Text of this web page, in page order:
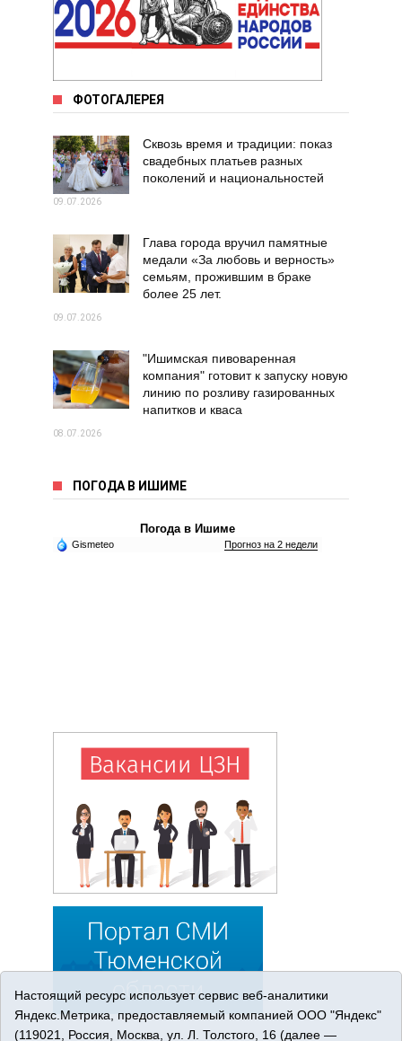
ФОТОГАЛЕРЕЯ
Сквозь время и традиции: показ
свадебных платьев разных
поколений и национальностей
09.07.2026
Глава города вручил памятные
медали «За любовь и верность»
семьям, прожившим в браке
более 25 лет.
09.07.2026
"Ишимская пивоваренная
компания" готовит к запуску новую
линию по розливу газированных
напитков и кваса
08.07.2026
ПОГОДА В ИШИМЕ
Погода в Ишиме
Gismeteo Прогноз на 2 недели
Настоящий ресурс использует сервис веб-аналитики
Яндекс.Метрика, предоставляемый компанией ООО "Яндекс"
(119021, Россия, Москва, ул. Л. Толстого, 16 (далее —